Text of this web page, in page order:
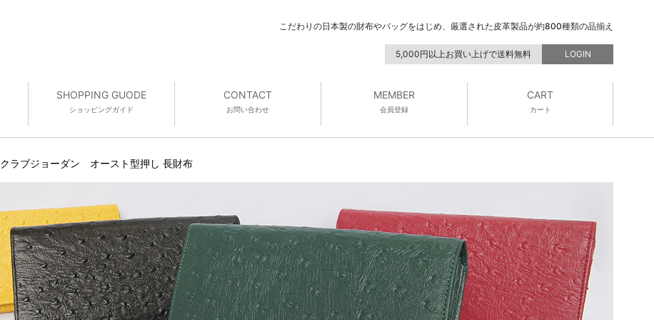
こだわりの日本製の財布やバッグをはじめ、厳選された皮革製品が約800種類の品揃え
5,000円以上お買い上げで送料無料 LOGIN
SHOPPING GUODE
ショッピングガイド
CONTACT
お問い合わせ
MEMBER
会員登録
CART
カート
クラブジョーダン オースト型押し 長財布